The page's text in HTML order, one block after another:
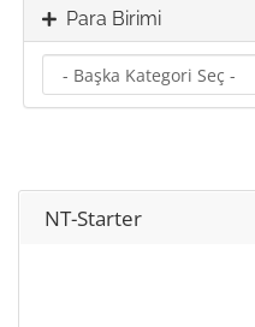
Para Birimi
NT-Starter